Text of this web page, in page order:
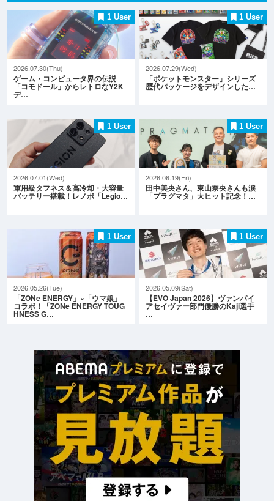
1 User
2026.07.30(Thu)
ゲーム・コンピュータ界の伝説
「コモドール」からレトロなY2K
デ…
1 User
2026.07.29(Wed)
「ポケットモンスター」シリーズ
歴代パッケージをデザインした…
1 User
2026.07.01(Wed)
軍用級タフネス＆高冷却・大容量
バッテリー搭載！レノボ「Legio…
1 User
2026.06.19(Fri)
田中美央さん、東山奈央さんも涙
「プラグマタ」大ヒット記念！…
1 User
2026.05.26(Tue)
「ZONe ENERGY」×「ウマ娘」
コラボ！「ZONe ENERGY TOUG
HNESS G…
1 User
2026.05.09(Sat)
【EVO Japan 2026】ヴァンパイ
アセイヴァー部門優勝のKaji選手
…